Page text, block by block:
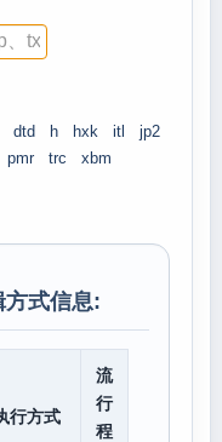
dtd h hxk itl
jp2
pmr trc xbm
方式信息:
行方式
流
行
程